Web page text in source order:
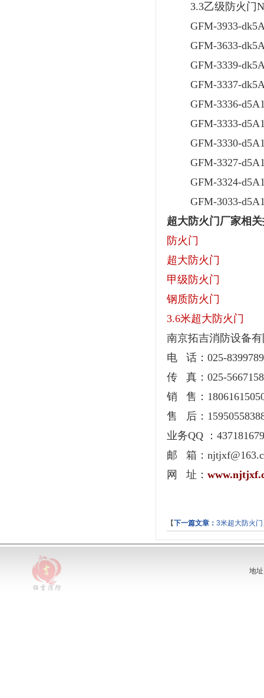
3.3乙级防火门
GFM-3933-
GFM-3633-
GFM-3339-
GFM-3337-
GFM-3336-
GFM-3333-
GFM-3330-
GFM-3327-
GFM-3324-
GFM-3033-
超大防火门厂家相
防火门
超大防火门
甲级防火门
钢质防火门
3.6米超大防火门
南京拓吉消防设备
电 话：025-
传 真：025-
销 售：
售 后：
业务QQ ：437181679
邮 箱：
网 址：
【下一篇文章： 3米超大防火门
地